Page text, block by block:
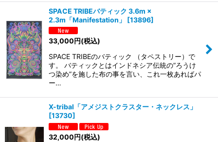
SPACE TRIBEバティック 3.6m ×
2.3m「Manifestation」
[13896]
33,000円(税込)
SPACE TRIBEのバティック （タペストリー）で
す。 バティックとはインドネシア伝統の”ろうけ
つ染め”を施した布の事を言い、これ一枚あればパ
ー…
X-tribal「アメジストクラスター・ネックレス」
[13730]
32,000円(税込)